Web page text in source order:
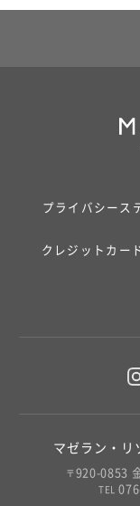
プライバシース
クレジットカー
マゼラン・リ
〒 920-0853
TEL